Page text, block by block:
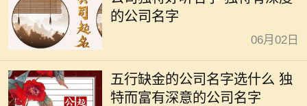
的公司名字
06月02日
五行缺金的公司名字选什么 独
特而富有深意的公司名字